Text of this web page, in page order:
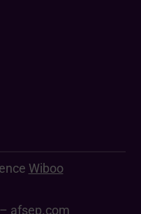
Wiboo
afsep.com